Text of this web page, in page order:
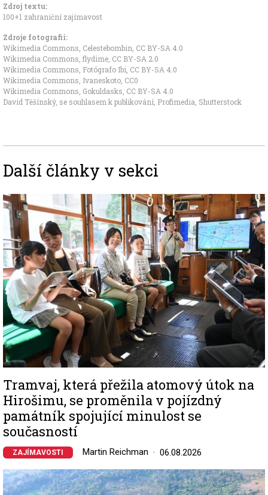
Zdroj textu:
100+1 zahraniční zajímavost
Zdroje fotografii:
Wikimedia Commons, Celestebombin CC BY-SA 4.0
Wikimedia Commons, flydime CC BY-SA 2.0
Wikimedia Commons, Fotógrafo Ibi CC BY-SA 4.0
Wikimedia Commons, Ivaneskoto CC0
Wikimedia Commons, Gokuldasks CC BY-SA 4.0
David Těšínský, se souhlasem k publikování, Profimedia , Shutterstock
Další články v sekci
Image
Tramvaj, která přežila atomový útok na
Hirošimu, se proměnila v pojízdný
památník spojující minulost se
současností
ZAJÍMAVOSTI Martin Reichman 06.08.2026
Image